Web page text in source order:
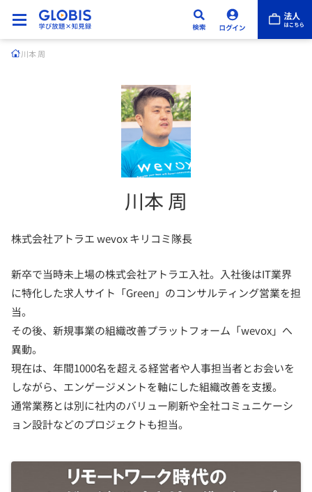
川本 周
川本 周
株式会社アトラエ wevox キリコミ隊長
新卒で当時未上場の株式会社アトラエ入社。入社後はIT業界
に特化した求人サイト「Green」のコンサルティング営業を担
当。
その後、新規事業の組織改善プラットフォーム「wevox」へ
異動。
現在は、年間1000名を超える経営者や人事担当者とお会いを
しながら、エンゲージメントを軸にした組織改善を支援。
通常業務とは別に社内のバリュー刷新や全社コミュニケーシ
ョン設計などのプロジェクトも担当。